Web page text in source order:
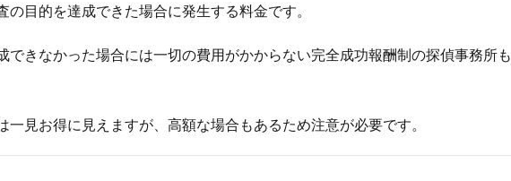
の目的を達成できた場合に発生する料金です。
できなかった場合には一切の費用がかからない完全成功報酬制の探偵事務所も
一見お得に見えますが、高額な場合もあるため注意が必要です。